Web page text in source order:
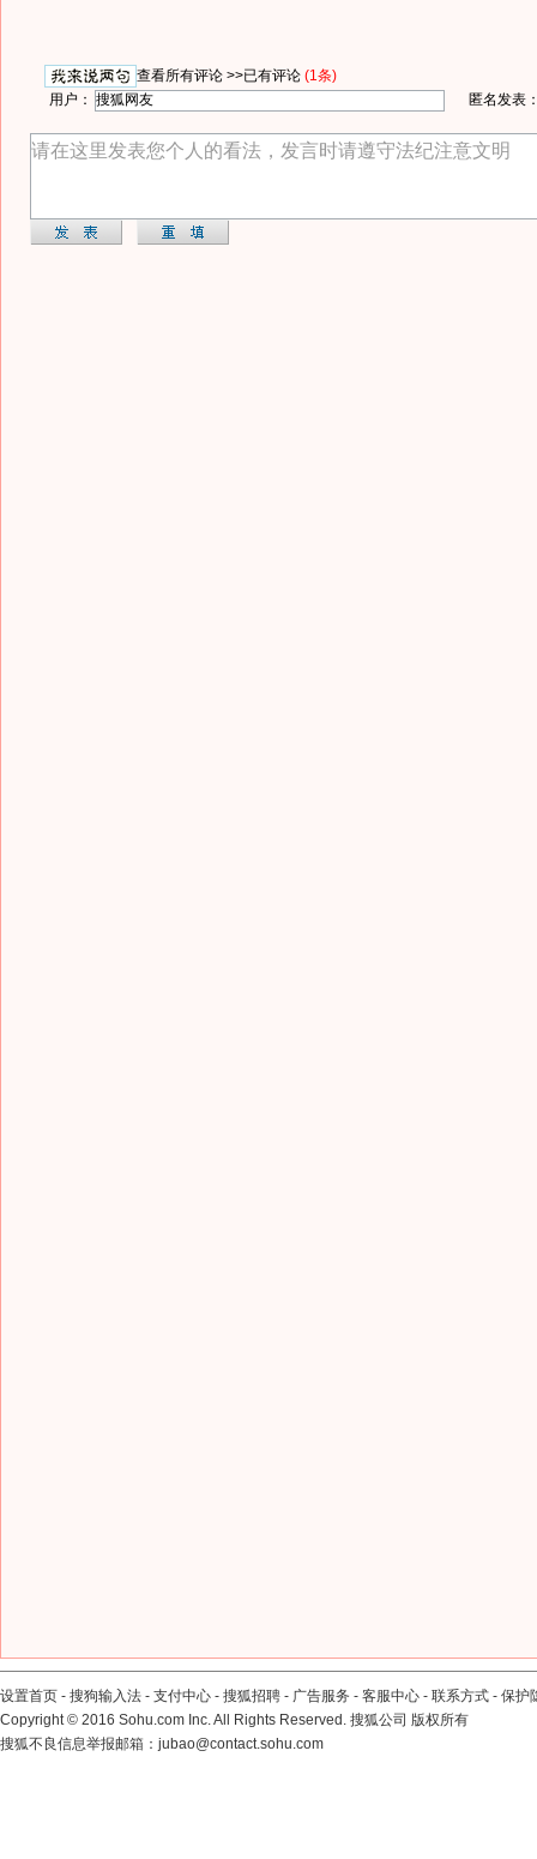
查看所有评论 >>已有评论 (1条)
用户：
匿名发表
设置首页 - 搜狗输入法 - 支付中心 - 搜狐招聘 - 广告服务 - 客服中心 - 联系方式 - 保护
Copyright© 2016 Sohu.com Inc. All Rights Reserved. 搜狐公司 版权所有
搜狐不良信息举报邮箱： jubao@contact.sohu.com